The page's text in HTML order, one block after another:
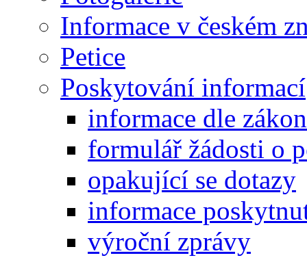
Informace v českém
Petice
Poskytování informací
informace dle
formulář žádosti o
opakující se dotazy
informace
výroční zprávy